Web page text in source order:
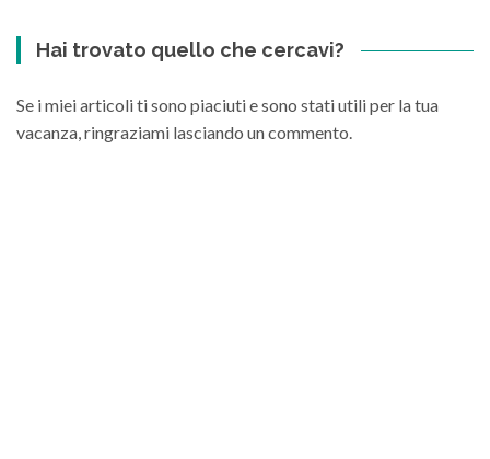
Hai trovato quello che cercavi?
Se i miei articoli ti sono piaciuti e sono stati utili per la tua
vacanza, ringraziami lasciando un commento.